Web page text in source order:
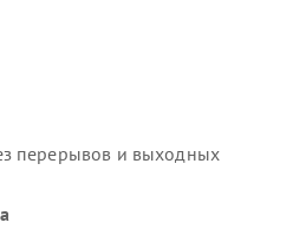
перерывов и выходных